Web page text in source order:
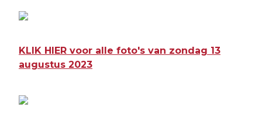
KLIK HIER voor alle foto's van zondag 13
augustus 2023